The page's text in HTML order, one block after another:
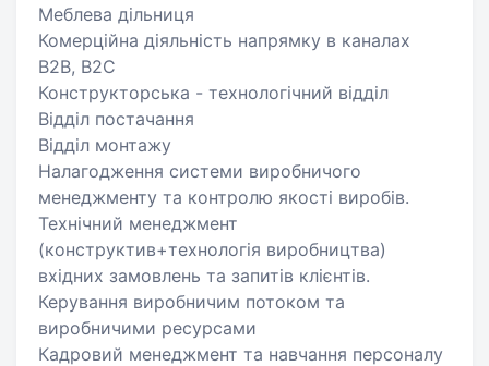
Меблева дільниця
Комерційна діяльність напрямку в каналах
B2B, B2C
Конструкторська - технологічний відділ
Відділ постачання
Відділ монтажу
Налагодження системи виробничого
менеджменту та контролю якості виробів.
Технічний менеджмент
(конструктив+технологія виробництва)
вхідних замовлень та запитів клієнтів.
Керування виробничим потоком та
виробничими ресурсами
Кадровий менеджмент та навчання персоналу